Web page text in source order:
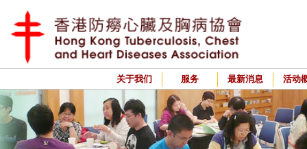
关于我们 服务 最新消息 活动